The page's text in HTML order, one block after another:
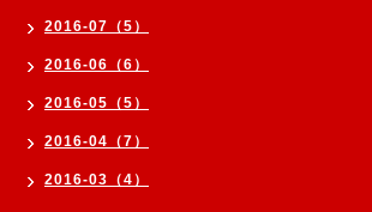
2016-07（5）
2016-06（6）
2016-05（5）
2016-04（7）
2016-03（4）